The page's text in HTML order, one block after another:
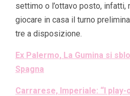
settimo o l’ottavo posto,
giocare in casa il turno
tre a disposizione.
Ex Palermo, La Gumina si
Spagna
Carrarese, Imperiale: “I